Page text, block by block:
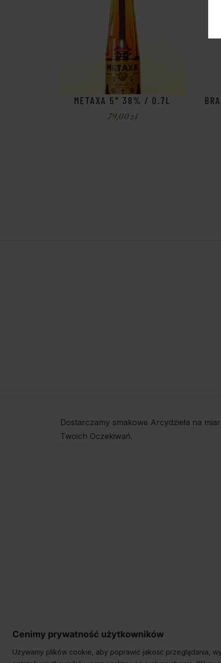
Cenimy prywatność użytkowników
Używamy plików cookie, aby poprawić jakość przeglądania,
METAXA 5* 38% / 0.7L
79,00zł
Dostarczamy smakowe Arcydzieła na
Twoich Oczekiwań.